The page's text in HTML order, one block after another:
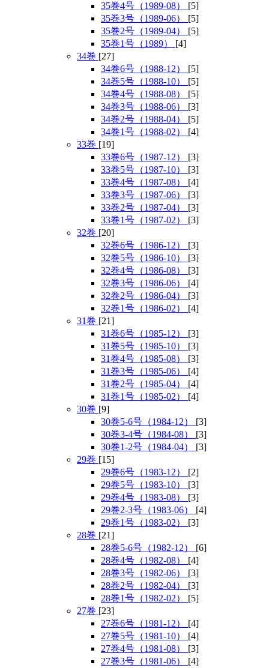
35巻4号（1989-08） [5]
35巻3号（1989-06） [5]
35巻2号（1989-04） [5]
35巻1号（1989） [4]
34巻 [27]
34巻6号（1988-12） [5]
34巻5号（1988-10） [5]
34巻4号（1988-08） [5]
34巻3号（1988-06） [3]
34巻2号（1988-04） [5]
34巻1号（1988-02） [4]
33巻 [19]
33巻6号（1987-12） [3]
33巻5号（1987-10） [3]
33巻4号（1987-08） [4]
33巻3号（1987-06） [3]
33巻2号（1987-04） [3]
33巻1号（1987-02） [3]
32巻 [20]
32巻6号（1986-12） [3]
32巻5号（1986-10） [3]
32巻4号（1986-08） [3]
32巻3号（1986-06） [4]
32巻2号（1986-04） [3]
32巻1号（1986-02） [4]
31巻 [21]
31巻6号（1985-12） [3]
31巻5号（1985-10） [3]
31巻4号（1985-08） [3]
31巻3号（1985-06） [4]
31巻2号（1985-04） [4]
31巻1号（1985-02） [4]
30巻 [9]
30巻5-6号（1984-12） [3]
30巻3-4号（1984-08） [3]
30巻1-2号（1984-04） [3]
29巻 [15]
29巻6号（1983-12） [2]
29巻5号（1983-10） [3]
29巻4号（1983-08） [3]
29巻2-3号（1983-06） [4]
29巻1号（1983-02） [3]
28巻 [21]
28巻5-6号（1982-12） [6]
28巻4号（1982-08） [4]
28巻3号（1982-06） [3]
28巻2号（1982-04） [3]
28巻1号（1982-02） [5]
27巻 [23]
27巻6号（1981-12） [4]
27巻5号（1981-10） [4]
27巻4号（1981-08） [3]
27巻3号（1981-06） [4]